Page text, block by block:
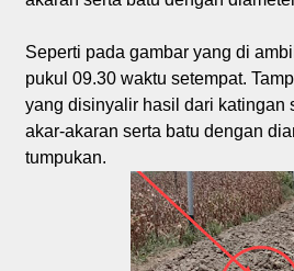
Seperti pada gambar yang di
pukul 09.30 waktu setempat.
yang disinyalir hasil dari katingan
akar-akaran serta batu dengan
tumpukan.